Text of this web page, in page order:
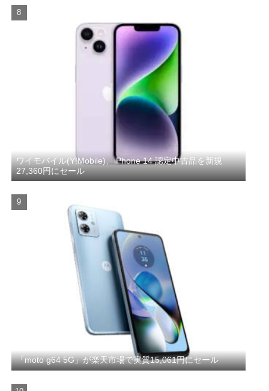
ワイモバイル(Y!Mobile)、iPhone 14 認定中古品を新規
27,360円にセール
「moto g64 5G」が楽天市場で実質15,061円にセール